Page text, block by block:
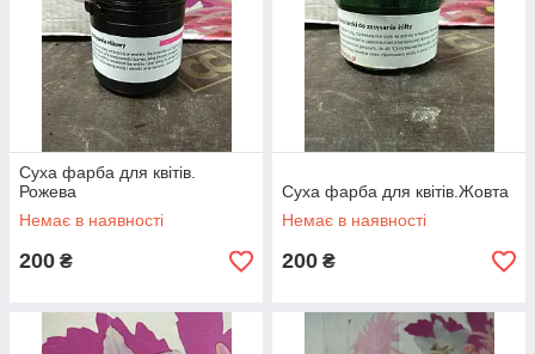
Суха фарба для квітів.
Рожева
Немає в наявності
200 ₴
Суха фарба для квітів.Жовта
Немає в наявності
200 ₴